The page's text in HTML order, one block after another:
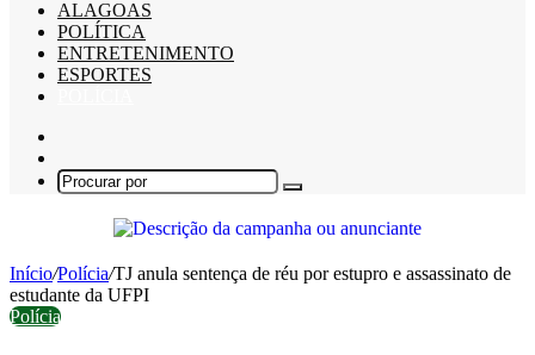
ALAGOAS
POLÍTICA
ENTRETENIMENTO
ESPORTES
skin
Procurar
Início/Polícia/TJ anula sentença de réu por estupro e assassinato de
estudante da UFPI
Polícia